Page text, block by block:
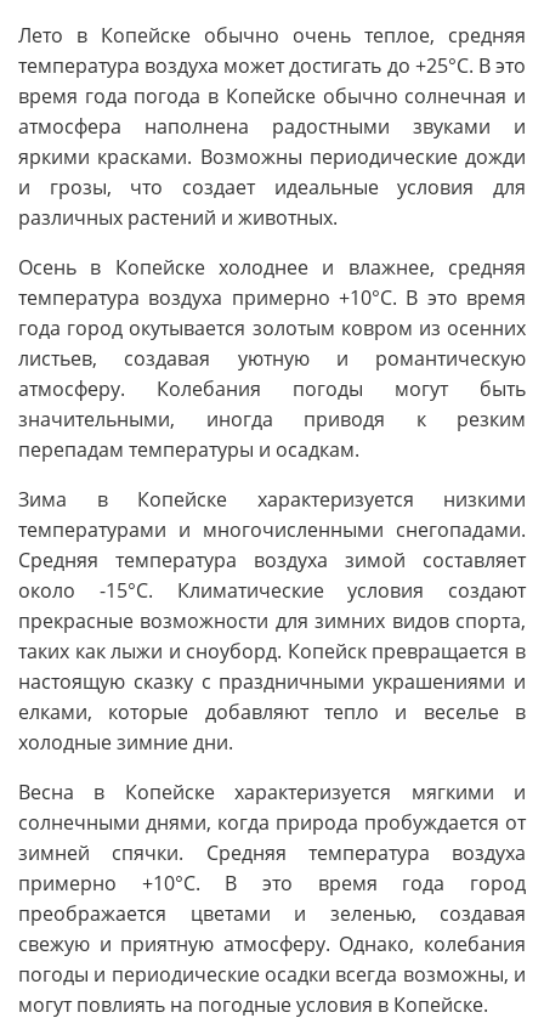
Лето в Копейске обычно очень теплое, средняя
температура воздуха может достигать до +25°C. В это
время года погода в Копейске обычно солнечная и
атмосфера наполнена радостными звуками и
яркими красками. Возможны периодические дожди
и грозы, что создает идеальные условия для
различных растений и животных.
Осень в Копейске холоднее и влажнее, средняя
температура воздуха примерно +10°C. В это время
года город окутывается золотым ковром из осенних
листьев, создавая уютную и романтическую
атмосферу. Колебания погоды могут быть
значительными, иногда приводя к резким
перепадам температуры и осадкам.
Зима в Копейске характеризуется низкими
температурами и многочисленными снегопадами.
Средняя температура воздуха зимой составляет
около -15°C. Климатические условия создают
прекрасные возможности для зимних видов спорта,
таких как лыжи и сноуборд. Копейск превращается в
настоящую сказку с праздничными украшениями и
елками, которые добавляют тепло и веселье в
холодные зимние дни.
Весна в Копейске характеризуется мягкими и
солнечными днями, когда природа пробуждается от
зимней спячки. Средняя температура воздуха
примерно +10°C. В это время года город
преображается цветами и зеленью, создавая
свежую и приятную атмосферу. Однако, колебания
погоды и периодические осадки всегда возможны, и
могут повлиять на погодные условия в Копейске.